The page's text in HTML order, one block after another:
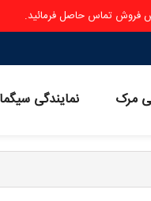
فروش تماس حاصل فرمائید.
مرک نمایندگی سیگما